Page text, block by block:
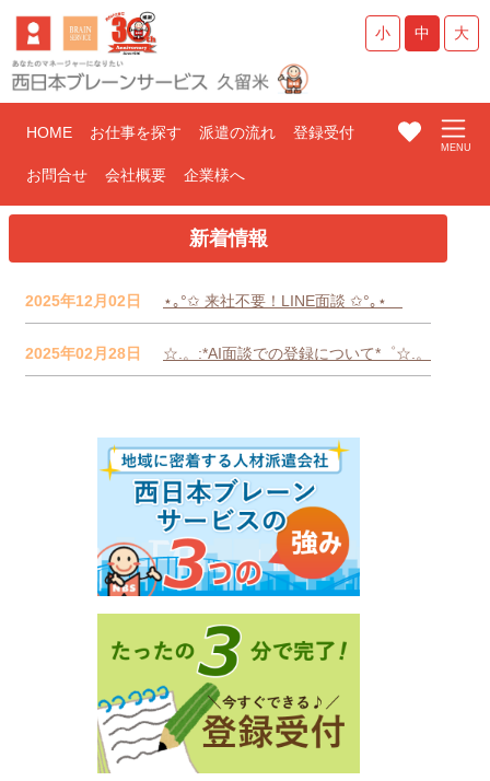
小 中 大
HOME お仕事を探す 派遣の流れ 登録受付
お問合せ 会社概要 企業様へ
新着情報
2025年12月02日 ⋆｡°✩ 来社不要！LINE面談 ✩°｡⋆
2025年02月28日 ☆.。:*AI面談での登録について*゜☆.。